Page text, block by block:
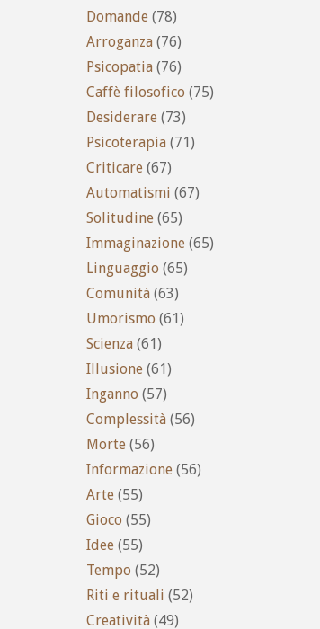
Domande (78)
Arroganza (76)
Psicopatia (76)
Caffè filosofico (75)
Desiderare (73)
Psicoterapia (71)
Criticare (67)
Automatismi (67)
Solitudine (65)
Immaginazione (65)
Linguaggio (65)
Comunità (63)
Umorismo (61)
Scienza (61)
Illusione (61)
Inganno (57)
Complessità (56)
Morte (56)
Informazione (56)
Arte (55)
Gioco (55)
Idee (55)
Tempo (52)
Riti e rituali (52)
Creatività (49)